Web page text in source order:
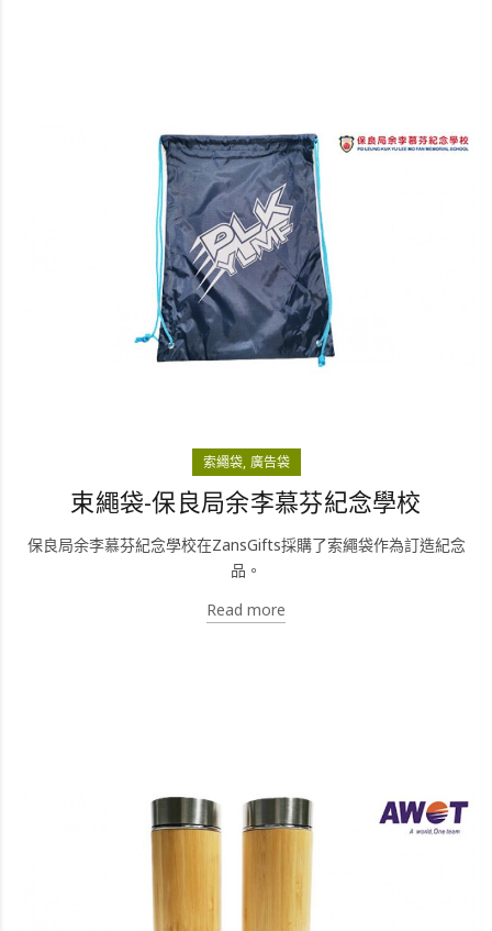
索繩袋 廣告袋
束繩袋-保良局余李慕芬紀念學校
保良局余李慕芬紀念學校在ZansGifts採購了索繩袋作為訂造紀念
品。
Read more